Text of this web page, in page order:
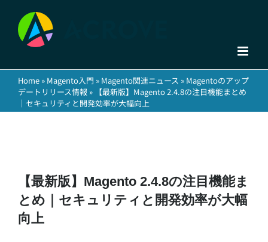
content
Home » Magento入門 » Magento関連ニュース » Magentoのアップ
デートリリース情報 » 【最新版】Magento 2.4.8の注目機能まとめ
｜セキュリティと開発効率が大幅向上
【最新版】Magento 2.4.8の注目機能ま
とめ｜セキュリティと開発効率が大幅
向上